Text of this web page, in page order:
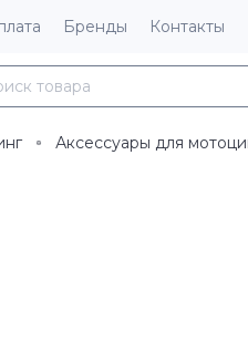
Бренды Контакты
Аксессуары для